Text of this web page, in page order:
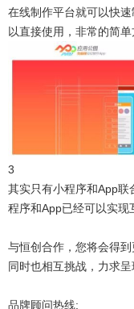
在线制作平台就可以快
以直接使用，非常的简单
3
其实只有小程序和App联
程序和App已经可以实现
与恒创合作，您将会得
同时也相互挑战，力求呈
品牌顾问热线: